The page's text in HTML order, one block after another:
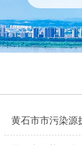
黄石市市污染源